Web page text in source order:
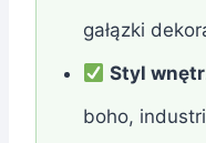
gałązki
Styl
boho,